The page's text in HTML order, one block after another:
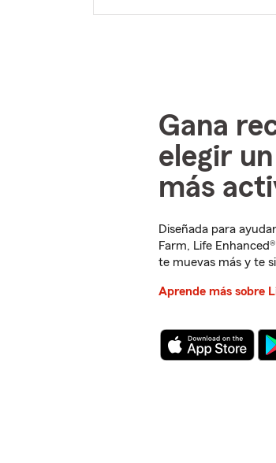
Gana
elegir
más
Diseñada para
Farm, Life
te muevas más y te
Aprende más sobre